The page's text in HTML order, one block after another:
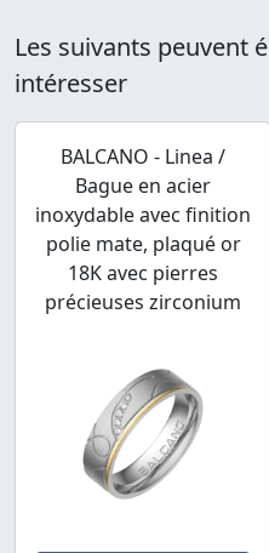
Les suivants peuvent
intéresser
BALCANO - Linea /
Bague en acier
inoxydable avec finition
polie mate, plaqué or
18K avec pierres
précieuses zirconium